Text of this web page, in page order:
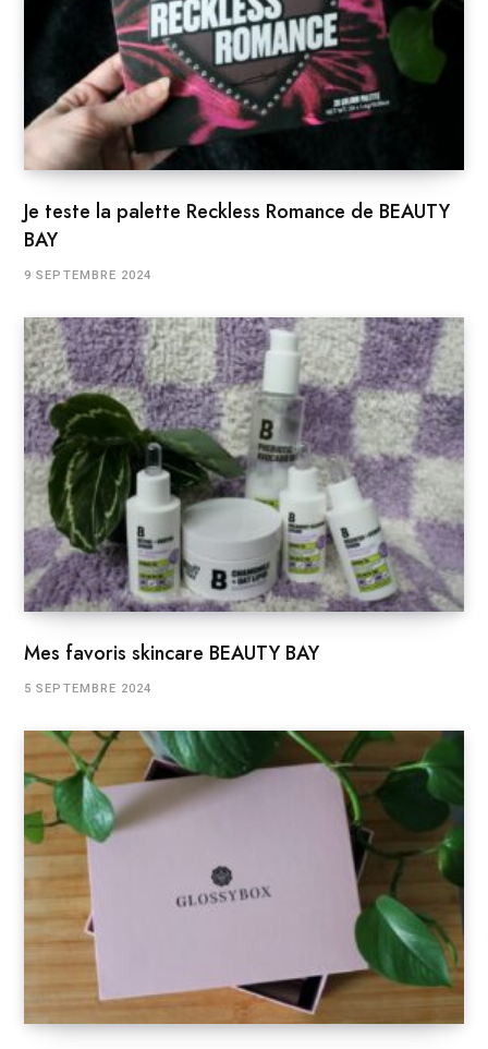
Je teste la palette Reckless Romance de BEAUTY
BAY
9 SEPTEMBRE 2024
Mes favoris skincare BEAUTY BAY
5 SEPTEMBRE 2024